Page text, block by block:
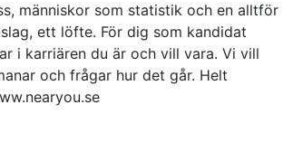
människor som statistik och en alltför
ett löfte. För dig som kandidat
i karriären du är och vill vara. Vi vill
och frågar hur det går. Helt